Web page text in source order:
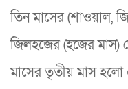
তিন মাসের (শাওয়াল,
জিলহজের (হজের মাস)
মাসের তৃতীয় মাস হলো